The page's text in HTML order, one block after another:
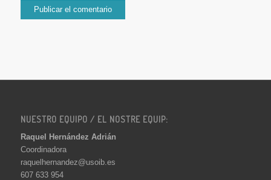
NUESTRO EQUIPO / EL NOSTRE EQUIP:
Raquel Hernández Adrián
Coordinadora
raquelhernandez@usoib.es
607 633 954